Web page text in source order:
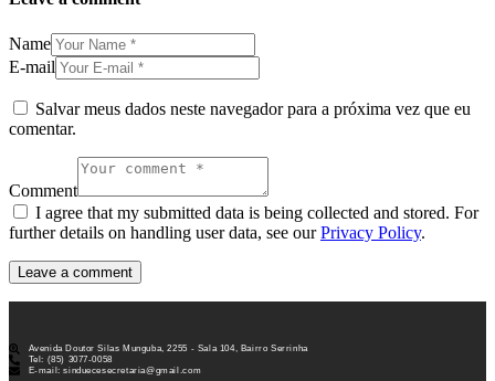
Name
E-mail
Salvar meus dados neste navegador para a próxima vez que eu
comentar.
Comment
I agree that my submitted data is being collected and stored. For
further details on handling user data, see ourPrivacy Policy.
Avenida Doutor Silas Munguba, 2255 - Sala 104, Bairro Serrinha
Tel: (85) 3077-0058
E-mail: sinduecesecretaria@gmail.com